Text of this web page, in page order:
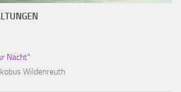
Nacht"
Wildenreuth